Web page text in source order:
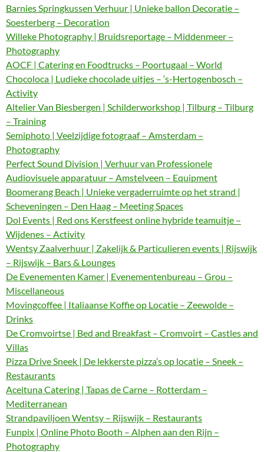
Barnies Springkussen Verhuur | Unieke ballon Decoratie –
Soesterberg – Decoration
Willeke Photography | Bruidsreportage – Middenmeer –
Photography
AOCF | Catering en Foodtrucks – Poortugaal – World
Chocoloca | Ludieke chocolade uitjes – ‘s-Hertogenbosch –
Activity
Altelier Van Biesbergen | Schilderworkshop | Tilburg – Tilburg
– Training
Semiphoto | Veelzijdige fotograaf – Amsterdam –
Photography
Perfect Sound Division | Verhuur van Professionele
Audiovisuele apparatuur – Amstelveen – Equipment
Boomerang Beach | Unieke vergaderruimte op het strand |
Scheveningen – Den Haag – Meeting Spaces
Dol Events | Red ons Kerstfeest online hybride teamuitje –
Wijdenes – Activity
Wentsy Zaalverhuur | Zakelijk & Particulieren events | Rijswijk
– Rijswijk – Bars & Lounges
De Evenementen Kamer | Evenementenbureau – Grou –
Miscellaneous
Movingcoffee | Italiaanse Koffie op Locatie – Zeewolde –
Drinks
De Cromvoirtse | Bed and Breakfast – Cromvoirt – Castles and
Villas
Pizza Drive Sneek | De lekkerste pizza’s op locatie – Sneek –
Restaurants
Aceituna Catering | Tapas de Carne – Rotterdam –
Mediterranean
Strandpaviljoen Wentsy – Rijswijk – Restaurants
Funpix | Online Photo Booth – Alphen aan den Rijn –
Photography